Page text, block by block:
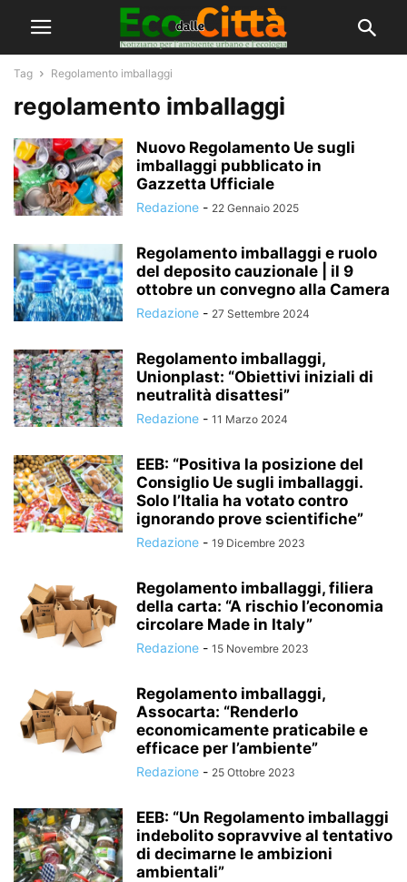
Tag Regolamento imballaggi
regolamento imballaggi
Nuovo Regolamento Ue sugli
imballaggi pubblicato in
Gazzetta Ufficiale
Redazione - 22 Gennaio 2025
Regolamento imballaggi e ruolo
del deposito cauzionale | il 9
ottobre un convegno alla Camera
Redazione - 27 Settembre 2024
Regolamento imballaggi,
Unionplast: “Obiettivi iniziali di
neutralità disattesi”
Redazione - 11 Marzo 2024
EEB: “Positiva la posizione del
Consiglio Ue sugli imballaggi.
Solo l’Italia ha votato contro
ignorando prove scientifiche”
Redazione - 19 Dicembre 2023
Regolamento imballaggi, filiera
della carta: “A rischio l’economia
circolare Made in Italy”
Redazione - 15 Novembre 2023
Regolamento imballaggi,
Assocarta: “Renderlo
economicamente praticabile e
efficace per l’ambiente”
Redazione - 25 Ottobre 2023
EEB: “Un Regolamento imballaggi
indebolito sopravvive al tentativo
di decimarne le ambizioni
ambientali”